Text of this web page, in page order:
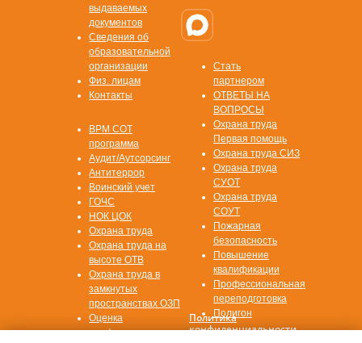
Стать
партнером
ОТВЕТЫ НА
ВОПРОСЫ
Политика
конфиденциальности
ВРМ СОТ
программа
Аудит/Аутсорсинг
Антитеррор
Воинский учет
ГОЧС
НОК ЦОК
Охрана труда
Охрана труда на
высоте ОТВ
Охрана труда в
замкнутых
пространствах ОЗП
Оценка
профессиональных
Охрана труда
Первая помощь
Охрана труда СИЗ
Охрана труда
СУОТ
Охрана труда
СОУТ
Пожарная
безопасность
Повышение
квалификации
Профессиональная
переподготовка
Полигон
выдаваемых
документов
Сведения об
образовательной
организации
Физ. лицам
Контакты